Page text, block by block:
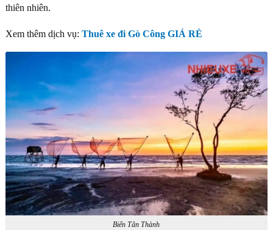
thiên nhiên.
Xem thêm dịch vụ: Thuê xe đi Gò Công GIÁ RẺ
Biển Tân Thành